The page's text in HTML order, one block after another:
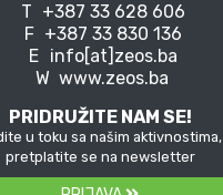
T +387 33 628 606
F +387 33 830 136
E info[at]zeos.ba
W www.zeos.ba
PRIDRUŽITE NAM SE!
u toku sa našim aktivnostima,
pretplatite se na newsletter